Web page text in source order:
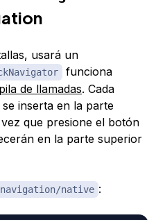
usará un
funciona
pila de llamadas. Cada
inserta en la parte
que presione el botón
en la parte superior
navigation/native :